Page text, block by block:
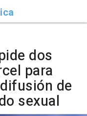
dos
para
de
sexual